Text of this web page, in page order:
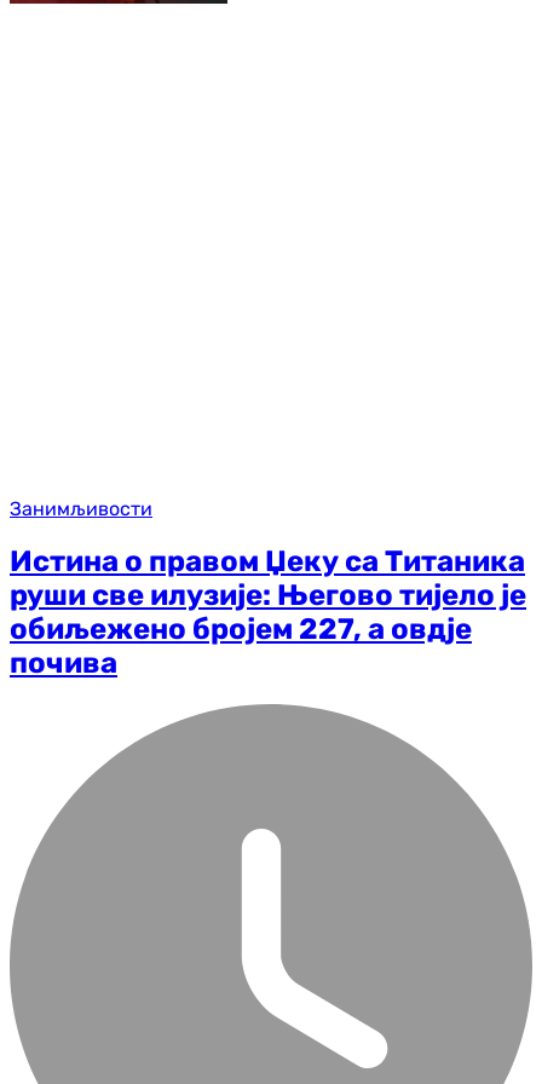
Занимљивости
Истина о правом Џеку са Титаника
руши све илузије: Његово тијело је
обиљежено бројем 227, а овдје
почива